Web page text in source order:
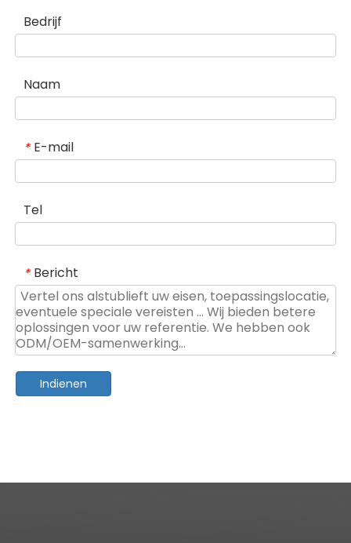
Bedrijf
Naam
* E-mail
Tel
* Bericht
Indienen